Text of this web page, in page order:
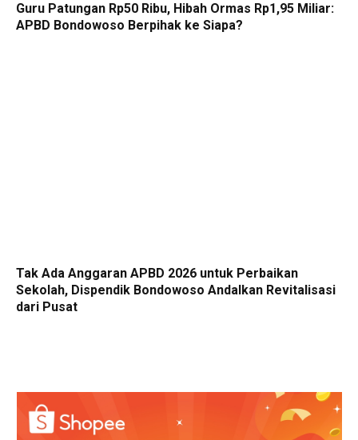
Guru Patungan Rp50 Ribu, Hibah Ormas Rp1,95 Miliar:
APBD Bondowoso Berpihak ke Siapa?
Tak Ada Anggaran APBD 2026 untuk Perbaikan
Sekolah, Dispendik Bondowoso Andalkan Revitalisasi
dari Pusat